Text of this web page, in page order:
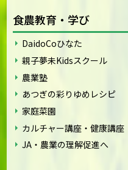
食農教育・学び
DaidoCoひなた
親子夢未Kidsスクール
農業塾
あつぎの彩りゆめレシピ
家庭菜園
カルチャー講座・健康講座
JA・農業の理解促進へ